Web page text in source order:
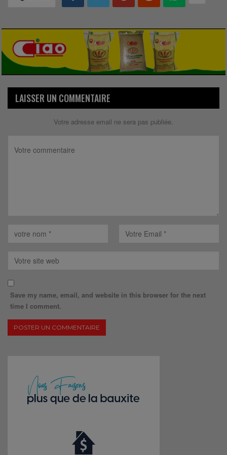
LAISSER UN COMMENTAIRE
Votre adresse email ne sera pas publiée.
Save my name, email, and website in this browser for the next
time I comment.